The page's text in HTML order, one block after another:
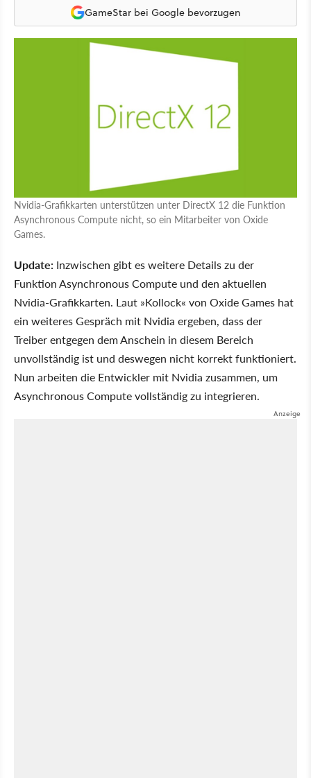
GameStar bei Google bevorzugen
Nvidia-Grafikkarten unterstützen unter DirectX 12 die Funktion
Asynchronous Compute nicht, so ein Mitarbeiter von Oxide
Games.
Update: Inzwischen gibt es weitere Details zu der
Funktion Asynchronous Compute und den aktuellen
Nvidia-Grafikkarten. Laut »Kollock« von Oxide Games hat
ein weiteres Gespräch mit Nvidia ergeben, dass der
Treiber entgegen dem Anschein in diesem Bereich
unvollständig ist und deswegen nicht korrekt funktioniert.
Nun arbeiten die Entwickler mit Nvidia zusammen, um
Asynchronous Compute vollständig zu integrieren.